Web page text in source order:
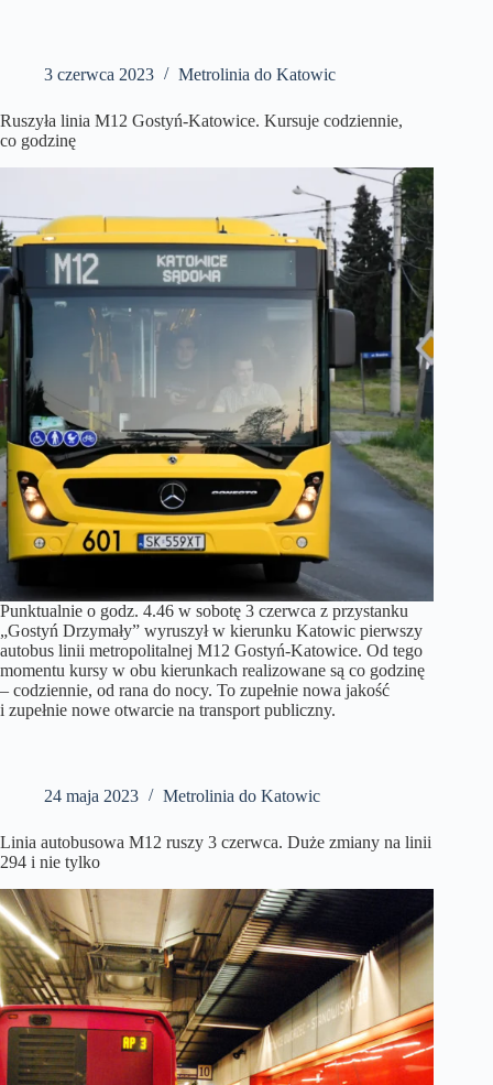
3 czerwca 2023 Metrolinia do Katowic
Ruszyła linia M12 Gostyń-Katowice. Kursuje codziennie,
co godzinę
Punktualnie o godz. 4.46 w sobotę 3 czerwca z przystanku
„Gostyń Drzymały” wyruszył w kierunku Katowic pierwszy
autobus linii metropolitalnej M12 Gostyń-Katowice. Od tego
momentu kursy w obu kierunkach realizowane są co godzinę
– codziennie, od rana do nocy. To zupełnie nowa jakość
i zupełnie nowe otwarcie na transport publiczny.
24 maja 2023 Metrolinia do Katowic
Linia autobusowa M12 ruszy 3 czerwca. Duże zmiany na linii
294 i nie tylko